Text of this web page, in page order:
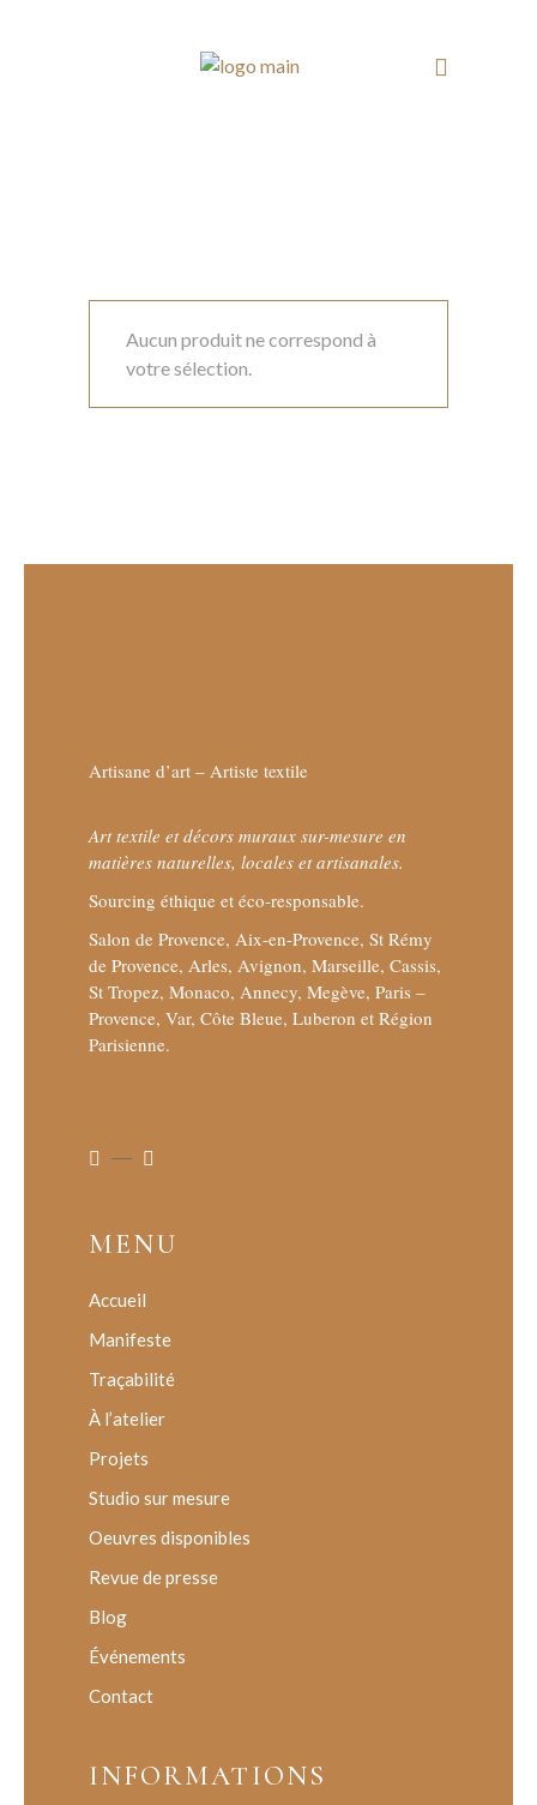
Aucun produit ne correspond à
votre sélection.
Artisane d’art – Artiste textile
Art textile et décors muraux sur-mesure en
matières naturelles, locales et artisanales.
Sourcing éthique et éco-responsable.
Salon de Provence, Aix-en-Provence, St Rémy
de Provence, Arles, Avignon, Marseille, Cassis,
St Tropez, Monaco, Annecy, Megève, Paris –
Provence, Var, Côte Bleue, Luberon et Région
Parisienne.
MENU
Accueil
Manifeste
Traçabilité
À l’atelier
Projets
Studio sur mesure
Oeuvres disponibles
Revue de presse
Blog
Événements
Contact
INFORMATIONS